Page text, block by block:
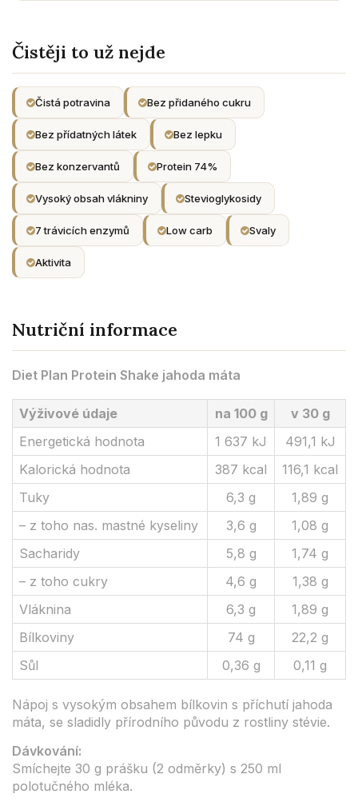
Čistěji to už nejde
Čistá potravina Bez přidaného cukru
Bez přídatných látek Bez lepku
Bez konzervantů Protein 74%
Vysoký obsah vlákniny Stevioglykosidy
7 trávicích enzymů Low carb Svaly
Aktivita
Nutriční informace
Diet Plan Protein Shake jahoda máta
Výživové údaje na 100 g
v 30 g
Energetická hodnota
1 637 kJ
491,1 kJ
Kalorická hodnota
387 kcal
116,1 kcal
Tuky
6,3 g
1,89 g
– z toho nas. mastné kyseliny
3,6 g
1,08 g
Sacharidy
5,8 g
1,74 g
– z toho cukry
4,6 g
1,38 g
Vláknina
6,3 g
1,89 g
Bílkoviny
74 g
22,2 g
Sůl
0,36 g 0,11 g
Nápoj s vysokým obsahem bílkovin s příchutí jahoda
máta, se sladidly přírodního původu z rostliny stévie.
Dávkování:
Smíchejte 30 g prášku (2 odměrky) s 250 ml
polotučného mléka.